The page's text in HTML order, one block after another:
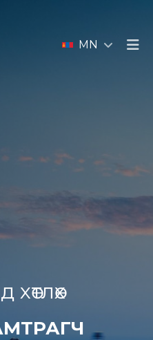
MN
хөтлөх